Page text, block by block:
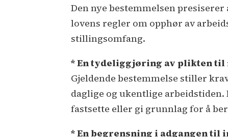
Den nye bestemmelsen
lovens regler om opphør av
stillingsomfang.
* En tydeliggjøring av plikten
Gjeldende bestemmelse stiller
daglige og ukentlige
fastsette eller gi grunnlag for å
* En begrensning i adgangen